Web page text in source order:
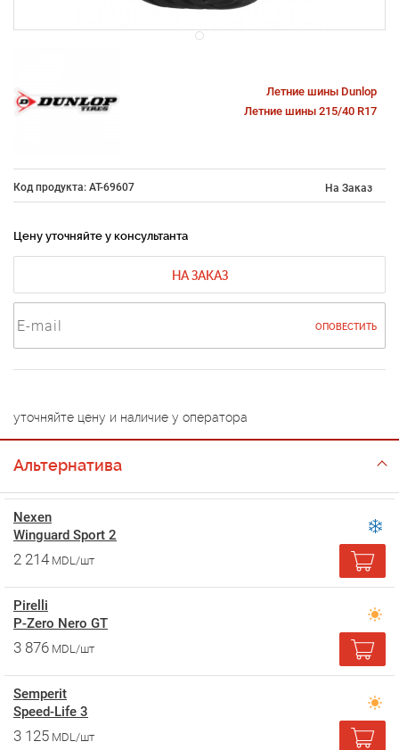
Летние шины Dunlop
Летние шины 215/40 R17
Код продукта: AT-69607 На Заказ
Цену уточняйте у консультанта
НА ЗАКАЗ
ОПОВЕСТИТЬ
уточняйте цену и наличие у оператора
Альтернатива
Nexen
Winguard Sport 2
2 214 MDL/шт
Pirelli
P-Zero Nero GT
3 876 MDL/шт
Semperit
Speed-Life 3
3 125 MDL/шт